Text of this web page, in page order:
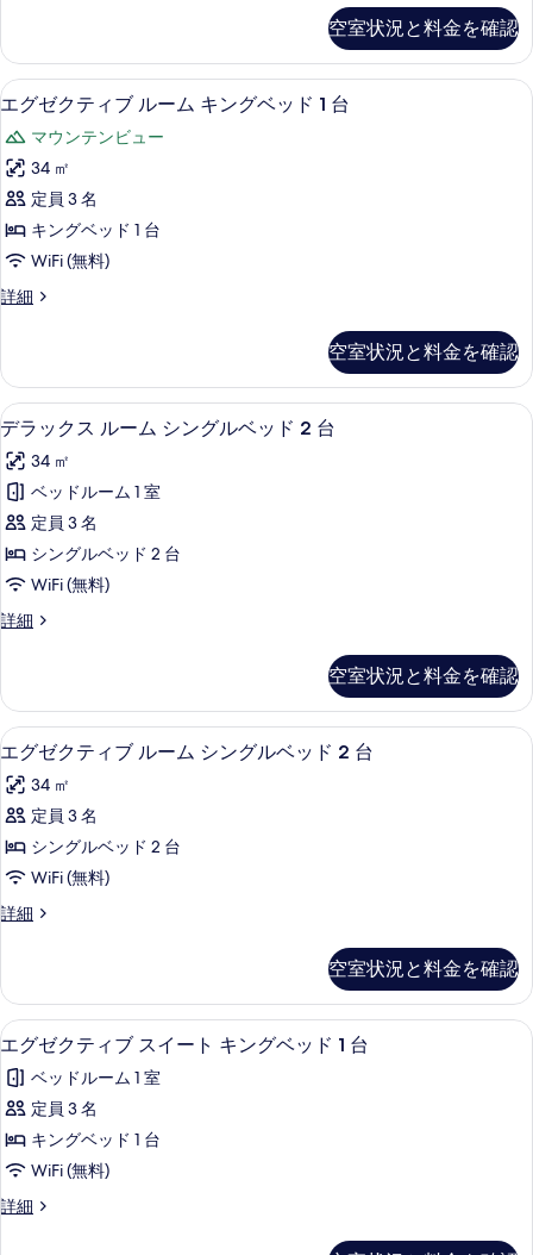
グ
ベ
ッ
ド
1
台
の
す
べ
写
真
を
表
示
す
る
ス
ル
ー
キ
ン
ベ
ッ
ド
台
空室状況と料金を確認
エ
ゼ
ク
テ
ィ
ブ
ル
ム
キ
ン
グ
ベ
ッ
ド
1
台
べ
て
の
写
真
を
表
示
る
エグゼクティブ ルーム キングベッ
3
エグゼクティブ ルーム キングベッド 1 台
マウンテンビュー
34 ㎡
定員 3 名
キングベッド 1 台
WiFi (無料)
詳細
エ
テ
ィ
ブ
ー
ム
ン
グ
ベ
ッ
ド
詳
細
空室状況と料金を確認
デ
ラ
ッ
ク
ス
ル
ー
ム
ン
グ
ル
ベ
ッ
ド
2
台
べ
て
の
写
真
を
表
示
デラックス ルーム シングルベッド
4
デラックス ルーム シングルベッド 2 台
34 ㎡
ベッドルーム 1 室
定員 3 名
シングルベッド 2 台
WiFi (無料)
詳細
デ
ス
ル
ー
シ
ン
ル
ベ
ド
詳
細
空室状況と料金を確認
エ
グ
ゼ
ク
テ
ィ
ブ
ー
ム
シ
ン
グ
ル
ベ
ッ
エグゼクティブ ルーム シングルベ
4
エグゼクティブ ルーム シングルベッド 2 台
34 ㎡
定員 3 名
シングルベッド 2 台
WiFi (無料)
詳細
エ
テ
ィ
ブ
ー
ム
ン
グ
ベ
空室状況と料金を確認
エ
グ
ゼ
ク
テ
ィ
ブ
エグゼクティブ スイート キングベ
2
エグゼクティブ スイート キングベッド 1 台
ベッドルーム 1 室
定員 3 名
キングベッド 1 台
WiFi (無料)
詳細
エ